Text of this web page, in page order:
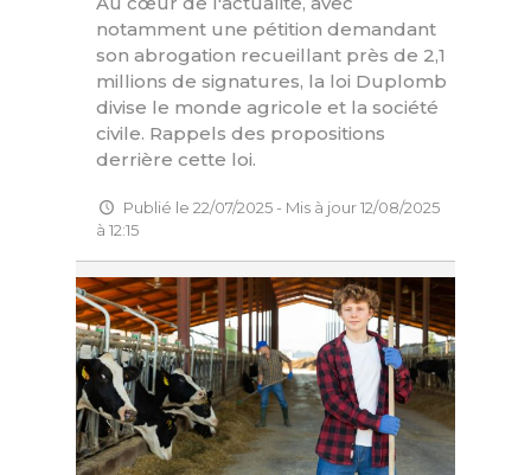
notamment une pétition demandant
son abrogation recueillant près de 2,1
millions de signatures, la loi Duplomb
divise le monde agricole et la société
civile. Rappels des propositions
derrière cette loi.
Publié le 22/07/2025 - Mis à jour 12/08/2025
à 12:15